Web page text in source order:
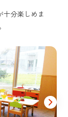
十分楽しめま